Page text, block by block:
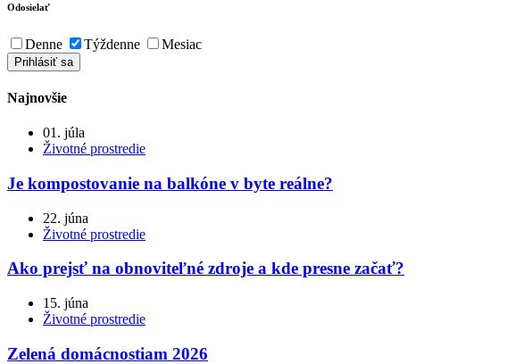
Odosielať
Denne Týždenne Mesiac
Najnovšie
01. júla
Životné prostredie
Je kompostovanie na balkóne v byte reálne?
22. júna
Životné prostredie
Ako prejsť na obnoviteľné zdroje a kde presne začať?
15. júna
Životné prostredie
Zelená domácnostiam 2026